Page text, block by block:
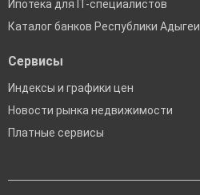
Ипотека для IT-специалистов
Каталог банков Республики Адыгеи
Сервисы
Индексы и графики цен
Новости рынка недвижимости
Платные сервисы